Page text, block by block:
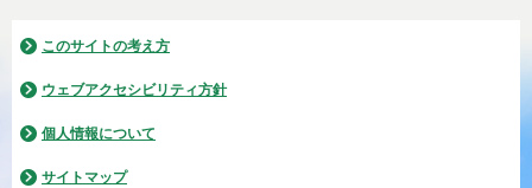
このサイトの考え方
ウェブアクセシビリティ方針
個人情報について
サイトマップ